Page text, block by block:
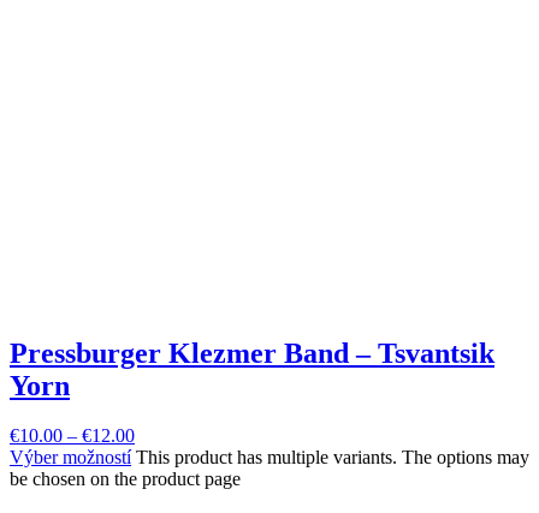
Pressburger Klezmer Band – Tsvantsik
Yorn
€10.00 – €12.00
Výber možností This product has multiple variants. The options may
be chosen on the product page